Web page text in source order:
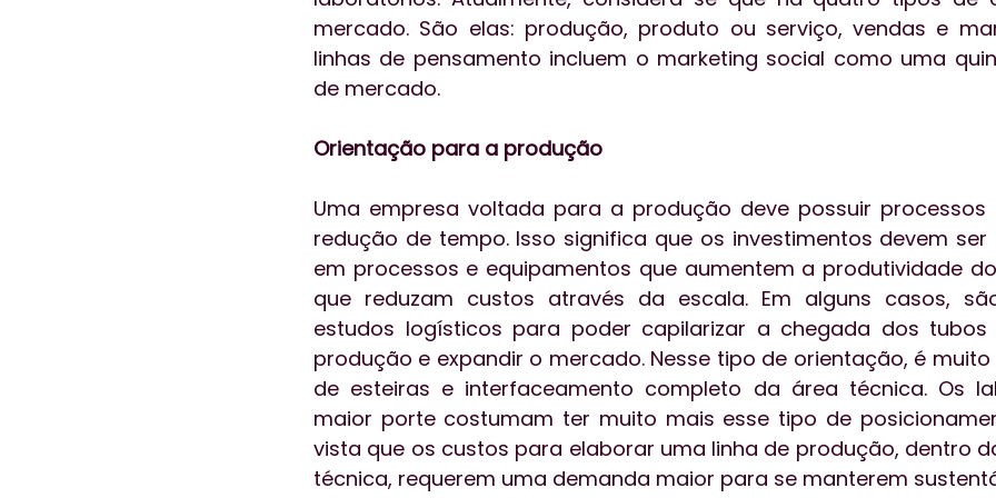
mercado. São elas: produção, produto ou serviço, vendas e
linhas de pensamento incluem o marketing social como uma
de mercado.
Orientação para a produção
Uma empresa voltada para a produção deve possuir processos
redução de tempo. Isso significa que os investimentos devem
em processos e equipamentos que aumentem a produtividade
que reduzam custos através da escala. Em alguns casos,
estudos logísticos para poder capilarizar a chegada dos
produção e expandir o mercado. Nesse tipo de orientação, é
de esteiras e interfaceamento completo da área técnica. Os
maior porte costumam ter muito mais esse tipo de
vista que os custos para elaborar uma linha de produção, dentro
técnica, requerem uma demanda maior para se manterem